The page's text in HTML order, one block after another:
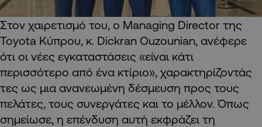
Στον χαιρετισμό του, ο Managing Director της
Toyota Κύπρου, κ. Dickran Ouzounian, ανέφερε
ότι οι νέες εγκαταστάσεις «είναι κάτι
περισσότερο από ένα κτίριο», χαρακτηρίζοντάς
τες ως μια ανανεωμένη δέσμευση προς τους
πελάτες, τους συνεργάτες και το μέλλον. Όπως
σημείωσε, η επένδυση αυτή εκφράζει τη